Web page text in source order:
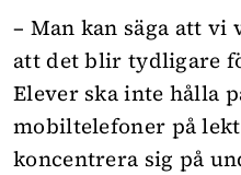
– Man kan säga att vi
att det blir tydligare
Elever ska inte hålla
mobiltelefoner på
koncentrera sig på